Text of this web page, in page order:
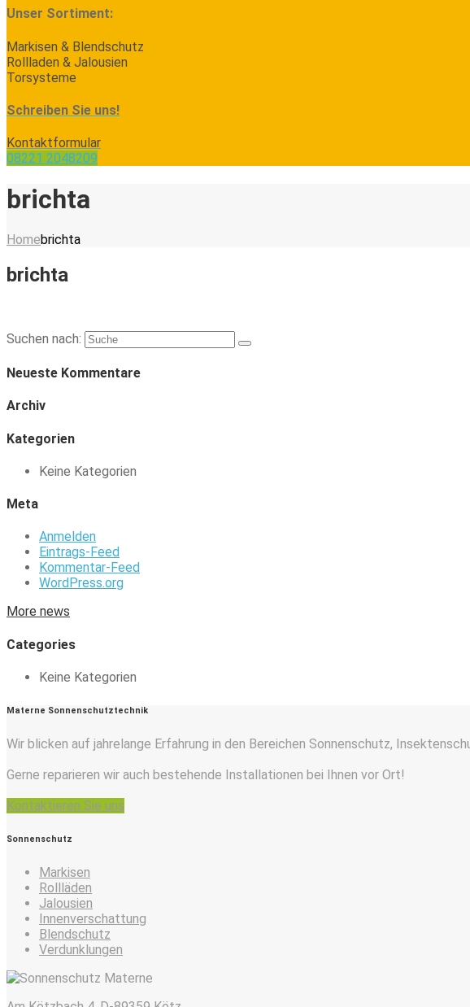
Unser Sortiment:
Markisen & Blendschutz
Rollladen & Jalousien
Torsysteme
Schreiben Sie uns!
Kontaktformular
08221 2048209
brichta
Homebrichta
brichta
Suchen nach:
Neueste Kommentare
Archiv
Kategorien
Keine Kategorien
Meta
Anmelden
Eintrags-Feed
Kommentar-Feed
WordPress.org
More news
Categories
Keine Kategorien
Materne Sonnenschutztechnik
Wir blicken auf jahrelange Erfahrung in den Bereichen Sonnenschutz,
Gerne reparieren wir auch bestehende Installationen bei Ihnen vor Ort!
Kontaktieren Sie uns
Sonnenschutz
Markisen
Rollläden
Jalousien
Innenverschattung
Blendschutz
Verdunklungen